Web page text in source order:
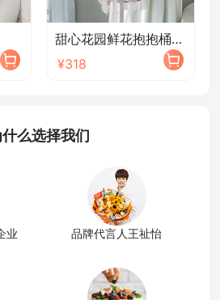
甜心花园鲜花抱抱桶/2026新款
¥318
什么选择我们
业 品牌代言人王祉怡